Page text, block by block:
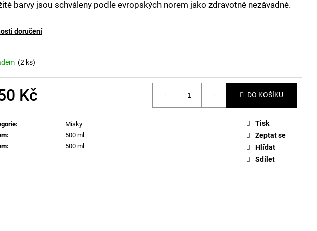
barvy jsou schváleny podle evropských norem jako zdravotně nezávadné.
doručení
(2 ks)
Kč DO KOŠÍKU
:
Misky
:
500 ml
: 500 ml
Tisk
Zeptat se
Hlídat
Sdílet